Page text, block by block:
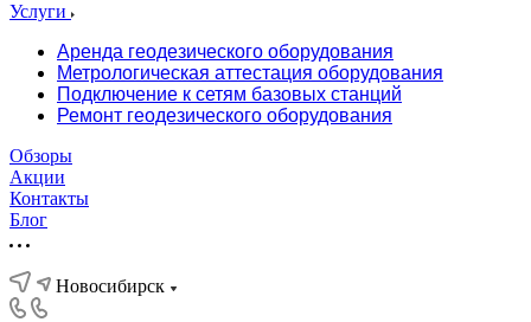
Услуги
Аренда геодезического оборудования
Метрологическая аттестация оборудования
Подключение к сетям базовых станций
Ремонт геодезического оборудования
Обзоры
Акции
Контакты
Блог
Новосибирск